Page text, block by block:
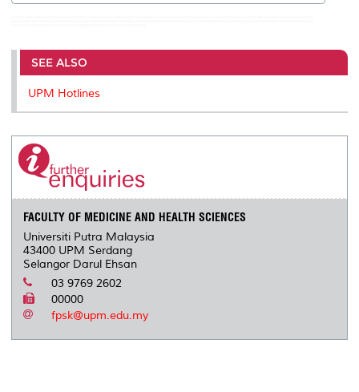
SEE ALSO
UPM Hotlines
FACULTY OF MEDICINE AND HEALTH SCIENCES
Universiti Putra Malaysia
43400 UPM Serdang
Selangor Darul Ehsan
03 9769 2602
00000
fpsk@upm.edu.my